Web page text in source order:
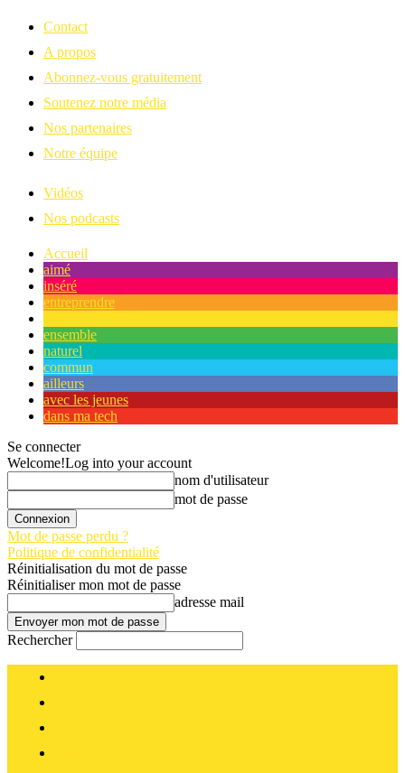
Contact
A propos
Abonnez-vous gratuitement
Soutenez notre média
Nos partenaires
Notre équipe
Vidéos
Nos podcasts
Accueil
aimé
inséré
entreprendre
ensemble
naturel
commun
ailleurs
avec les jeunes
dans ma tech
Se connecter
Welcome!Log into your account
nom d'utilisateur
mot de passe
Mot de passe perdu ?
Politique de confidentialité
Réinitialisation du mot de passe
Réinitialiser mon mot de passe
adresse mail
Rechercher